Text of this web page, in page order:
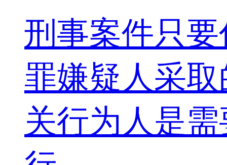
刑事案件只
罪嫌疑人采
关行为人是